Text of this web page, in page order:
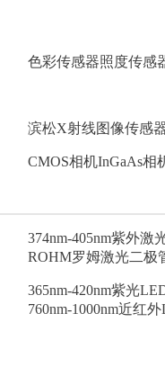
色彩传感器照度传感
滨松X射线图像传感
CMOS相机InGaAs相
374nm-405nm紫外激
ROHM罗姆激光二极
365nm-420nm紫光
760nm-1000nm近红